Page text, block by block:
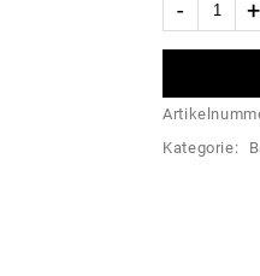
Kategorie: